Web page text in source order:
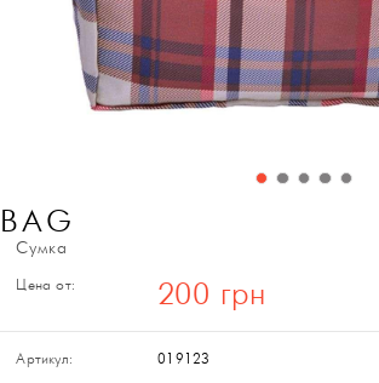
BAG
Сумка
Цена от: 200 грн
Артикул: 019123